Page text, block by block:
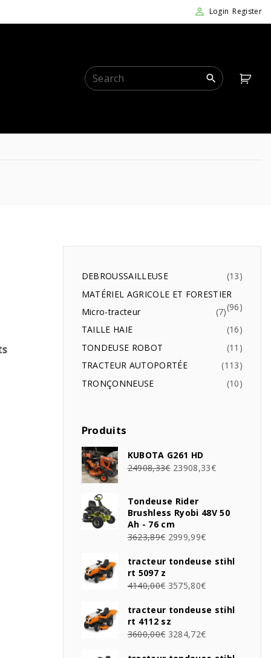
Login Register
DEBROUSSAILLEUSE
13
MATÉRIEL AGRICOLE ET FORESTIER
96
Micro-tracteur
7
TAILLE HAIE
16
TONDEUSE ROBOT
11
TRACTEUR AUTOPORTÉE
113
TRONÇONNEUSE
10
Produits
KUBOTA G261 HD
24908,33€ 23908,33€
Tondeuse Rider
Brushless Ryobi 48V 50
Ah - 76 cm
3623,89€ 2999,99€
tracteur tondeuse stihl
rt 5097 z
4140,00€ 3575,80€
tracteur tondeuse stihl
rt 4112 sz
3600,00€ 3284,72€